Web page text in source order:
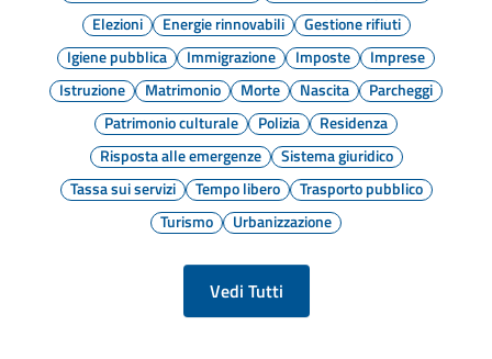
Elezioni
Energie rinnovabili
Gestione rifiuti
Igiene pubblica
Immigrazione Imposte
Imprese
Istruzione
Matrimonio Morte Nascita
Parcheggi
Patrimonio culturale
Polizia
Residenza
Risposta alle emergenze
Sistema giuridico
Tassa sui servizi
Tempo libero
Trasporto pubblico
Turismo
Urbanizzazione
Vedi Tutti